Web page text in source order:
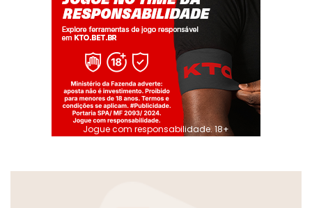
Jogue com responsabilidade. 18+